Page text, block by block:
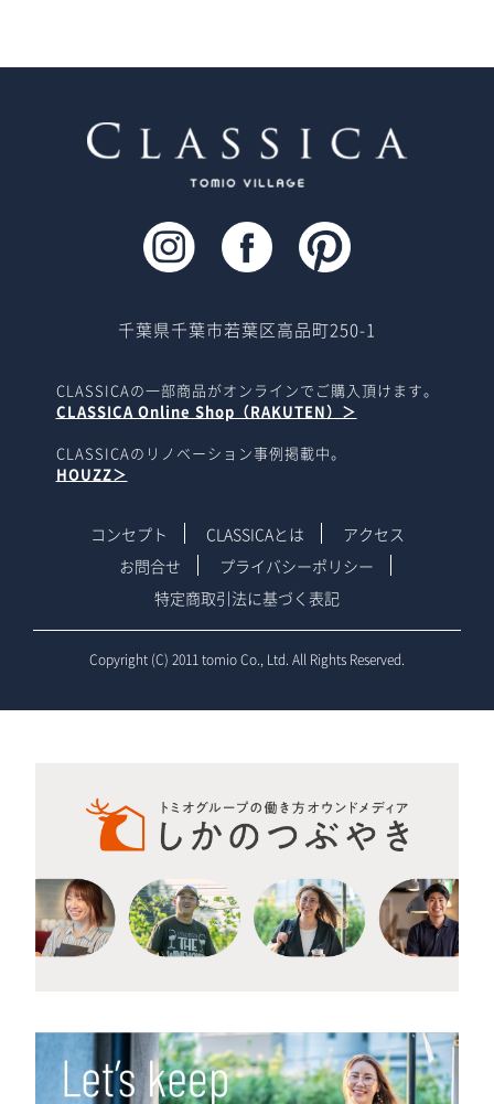
千葉県千葉市若葉区高品町250-1
CLASSICAの一部商品がオンラインでご購入頂けます。
CLASSICA Online Shop（RAKUTEN）＞
CLASSICAのリノベーション事例掲載中。
HOUZZ＞
コンセプト CLASSICAとは
アクセス
お問合せ
プライバシーポリシー
特定商取引法に基づく表記
Copyright (C) 2011 tomio Co., Ltd. All Rights Reserved.